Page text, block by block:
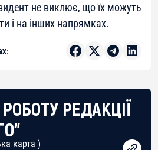
не виклює, що їх можуть
і на інших напрямках.
РЕДАКЦІЇ
карта )